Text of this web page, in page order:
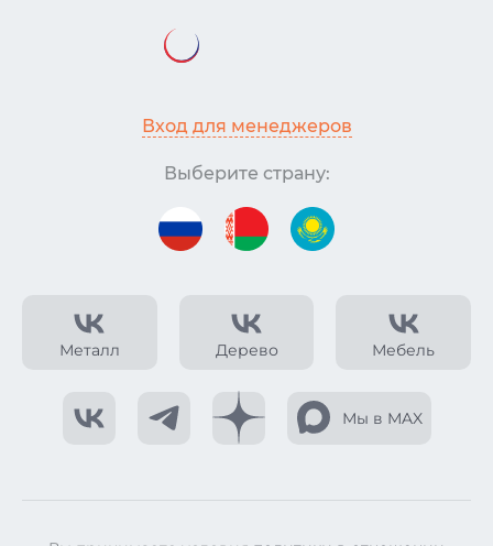
Металл Дерево Мебель
Мы в MAX
Вход для менеджеров
Выберите страну: